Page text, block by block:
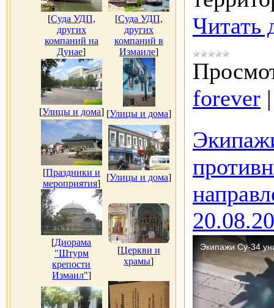
[Суда УДП,
других
компаний на
Дунае]
[Суда УДП,
других
компаний в
Измаиле]
[Улицы и дома] [Улицы и дома]
[Праздники и
мероприятия]
[Улицы и дома]
[Диорама
"Штурм
крепости
Измаил"]
[Церкви и
храмы]
Читать
forever